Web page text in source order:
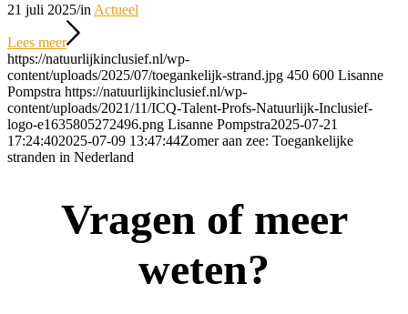
21 juli 2025/in Actueel
Lees meer
https://natuurlijkinclusief.nl/wp-
content/uploads/2025/07/toegankelijk-strand.jpg 450 600 Lisanne
Pompstra https://natuurlijkinclusief.nl/wp-
content/uploads/2021/11/ICQ-Talent-Profs-Natuurlijk-Inclusief-
logo-e1635805272496.png Lisanne Pompstra2025-07-21
17:24:402025-07-09 13:47:44Zomer aan zee: Toegankelijke
stranden in Nederland
Vragen of meer
weten?